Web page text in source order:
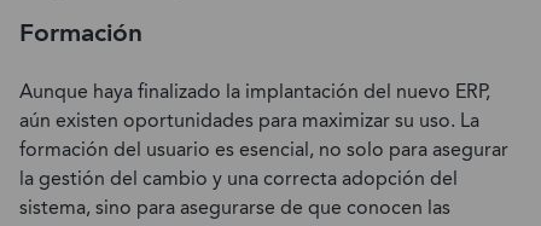
Formación
Aunque haya finalizado la implantación del nuevo ERP,
aún existen oportunidades para maximizar su uso. La
formación del usuario es esencial, no solo para asegurar
la gestión del cambio y una correcta adopción del
sistema, sino para asegurarse de que conocen las